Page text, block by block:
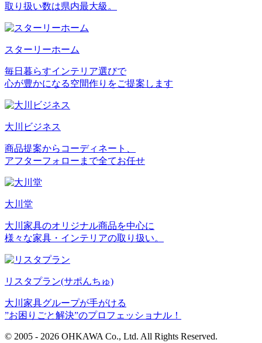
取り扱い数は県内最大級。
スターリーホーム
毎日暮らすインテリア選びで
心が豊かになる空間作りをご提案します
大川ビジネス
商品提案からコーディネート、
アフターフォローまで全てお任せ
大川堂
大川家具のオリジナル商品を中心に
様々な家具・インテリアの取り扱い。
リスタプラン(サポんちゅ)
大川家具グループが手がける
”お困りごと解決”のプロフェッショナル！
© 2005 - 2026 OHKAWA Co., Ltd. All Rights Reserved.